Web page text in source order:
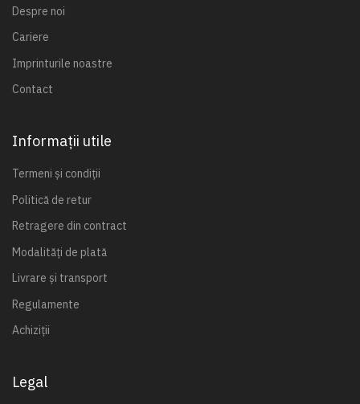
Despre noi
Cariere
Imprinturile noastre
Contact
Informații utile
Termeni și condiții
Politică de retur
Retragere din contract
Modalități de plată
Livrare și transport
Regulamente
Achiziții
Legal